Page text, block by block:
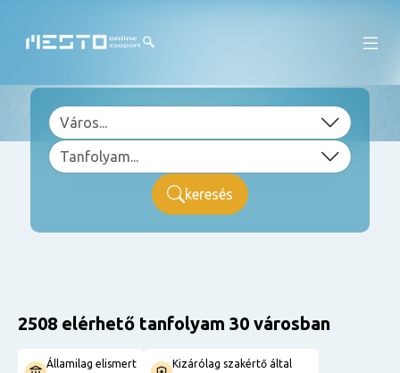
keresés
2508 elérhető tanfolyam 30 városban
Államilag elismert
Kizárólag szakértő által